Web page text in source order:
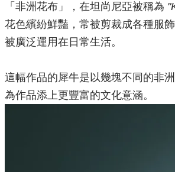
「非洲花布」，在坦尚尼亞被稱為
花色繽紛鮮豔，常被剪裁成各種服飾
被廣泛運用在日常生活。
這幅作品的犀牛是以幾塊不同的非
為作品添上更豐富的文化意涵。